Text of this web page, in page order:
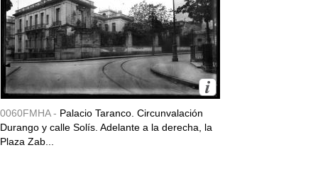
0060FMHA - Palacio Taranco. Circunvalación
Durango y calle Solís. Adelante a la derecha, la
Plaza Zab...